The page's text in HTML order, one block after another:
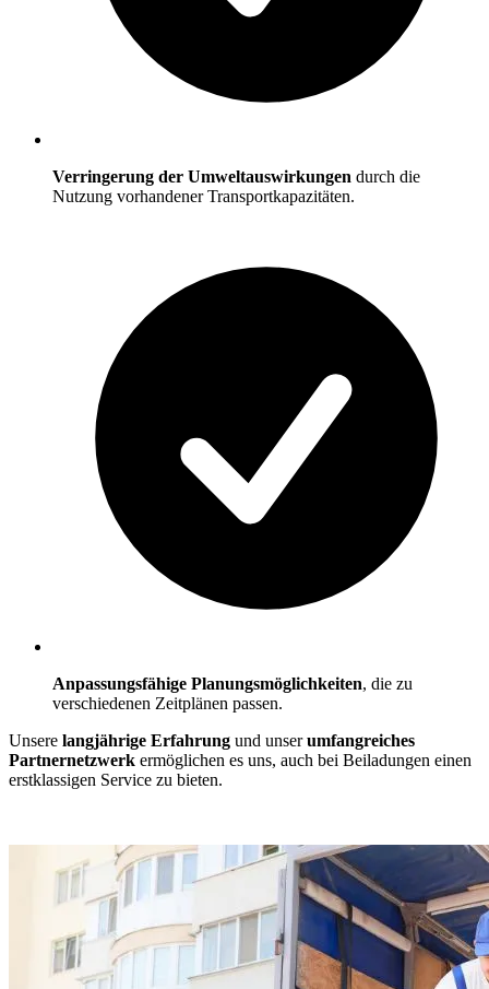
Verringerung der Umweltauswirkungen durch die
Nutzung vorhandener Transportkapazitäten.
Anpassungsfähige Planungsmöglichkeiten, die zu
verschiedenen Zeitplänen passen.
Unsere langjährige Erfahrung und unserumfangreiches
Partnernetzwerk ermöglichen es uns, auch bei Beiladungen einen
erstklassigen Service zu bieten.